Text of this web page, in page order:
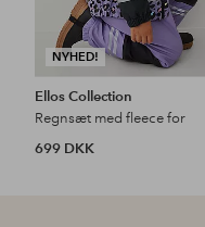
NYHED!
Ellos Collection
Regnsæt med fleece for
699 DKK